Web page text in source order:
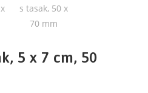
5 x 7 cm, 50